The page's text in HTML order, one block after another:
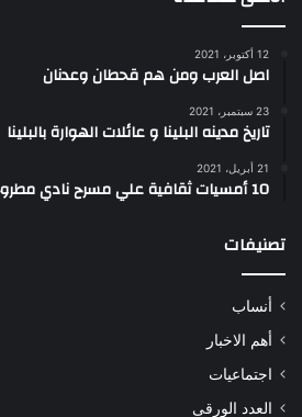
12 أكتوبر، 2021
اصل العرب ومن هم قحطان وعدنان
23 سبتمبر، 2021
تاريخ مدينه البلينا و عائلات الهوارة بالبلينا
21 أبريل، 2021
10 أمسيات ثقافية علي مسرح نادي مطروح الإجتماعي في رمضان
تصنيفات
أنساب
أهم الاخبار
اجتماعيات
العدد الورقى